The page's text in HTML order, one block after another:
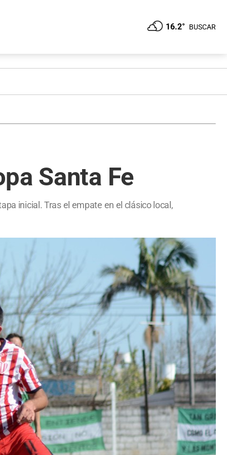
16.2° BUSCAR
Santa Fe
inicial. Tras el empate en el clásico local,